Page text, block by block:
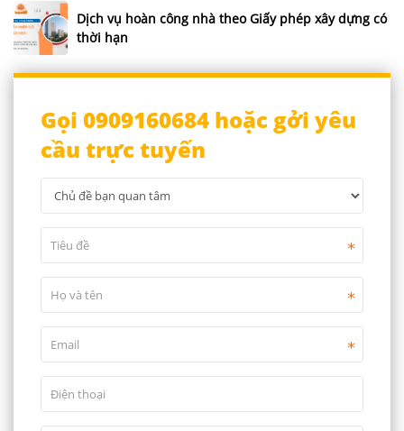
Dịch vụ hoàn công nhà theo Giấy phép xây dựng có
thời hạn
Gọi 0909160684 hoặc gởi yêu
cầu trực tuyến